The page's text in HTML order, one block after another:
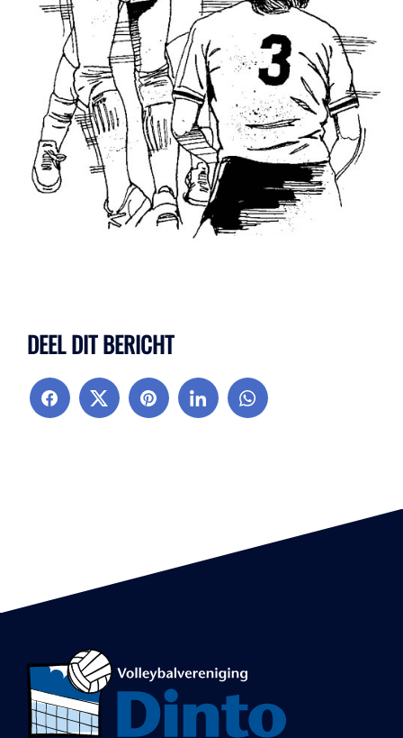
DEEL DIT BERICHT